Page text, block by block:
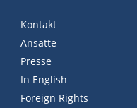
Kontakt
Ansatte
Presse
In English
Foreign Rights